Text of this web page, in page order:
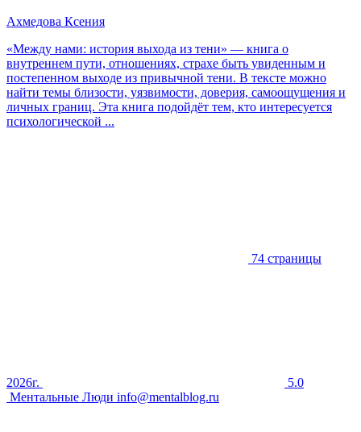
Ахмедова Ксения
«Между нами: история выхода из тени» — книга о
внутреннем пути, отношениях, страхе быть увиденным и
постепенном выходе из привычной тени. В тексте можно
найти темы близости, уязвимости, доверия, самоощущения и
личных границ. Эта книга подойдёт тем, кто интересуется
психологической ...
74 страницы
2026г.
5.0
Ментальные Люди info@mentalblog.ru